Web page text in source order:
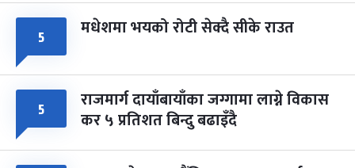
५ मधेशमा भयको रोटी सेक्दै सीके राउत
५ राजमार्ग दायाँबायाँका जग्गामा लाग्ने विकास
कर ५ प्रतिशत बिन्दु बढाइँदै